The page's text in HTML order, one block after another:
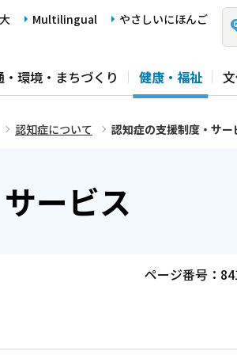
Multilingual やさしいにほんご
・環境・まちづくり 健康・福祉
認知症について 認知症の支援制度・サー
ービス
ページ番号：